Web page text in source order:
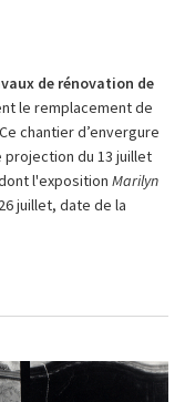
de rénovation de
le remplacement de
chantier d’envergure
du 13 juillet
l'exposition Marilyn
juillet, date de la